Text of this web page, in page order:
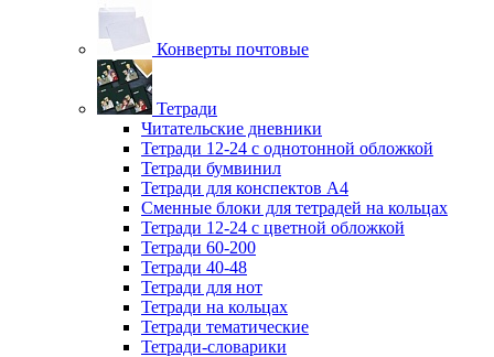
Конверты почтовые
Тетради
Читательские дневники
Тетради 12-24 с однотонной обложкой
Тетради бумвинил
Тетради для конспектов А4
Сменные блоки для тетрадей на кольцах
Тетради 12-24 с цветной обложкой
Тетради 60-200
Тетради 40-48
Тетради для нот
Тетради на кольцах
Тетради тематические
Тетради-словарики